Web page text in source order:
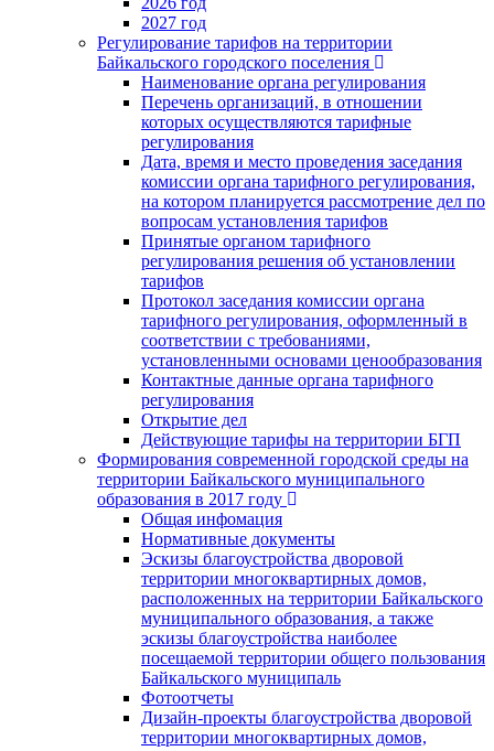
2027 год
Регулирование тарифов на территории
Байкальского городского поселения
Наименование органа регулирования
Перечень организаций, в отношении
которых осуществляются тарифные
регулирования
Дата, время и место проведения заседания
комиссии органа тарифного регулирования,
на котором планируется рассмотрение дел по
вопросам установления тарифов
Принятые органом тарифного
регулирования решения об установлении
тарифов
Протокол заседания комиссии органа
тарифного регулирования, оформленный в
соответствии с требованиями,
установленными основами ценообразования
Контактные данные органа тарифного
регулирования
Открытие дел
Действующие тарифы на территории БГП
Формирования современной городской среды на
территории Байкальского муниципального
образования в 2017 году
Общая инфомация
Нормативные документы
Эскизы благоустройства дворовой
территории многоквартирных домов,
расположенных на территории Байкальского
муниципального образования, а также
эскизы благоустройства наиболее
посещаемой территории общего пользования
Байкальского муниципаль
Фотоотчеты
Дизайн-проекты благоустройства дворовой
территории многоквартирных домов,